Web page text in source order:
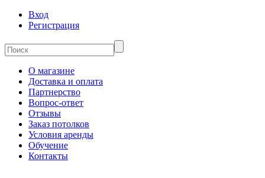
Вход
Регистрация
О магазине
Доставка и оплата
Партнерство
Вопрос-ответ
Отзывы
Заказ потолков
Условия аренды
Обучение
Контакты